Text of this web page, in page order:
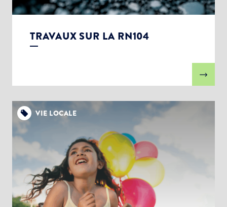
TRAVAUX SUR LA RN104
VIE LOCALE